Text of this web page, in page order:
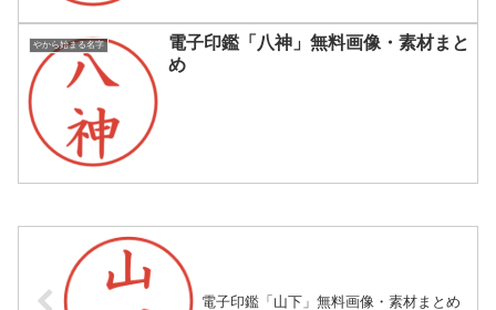
やから始まる名字
電子印鑑「八神」無料画像・素材まと
め
電子印鑑「山下」無料画像・素材まとめ